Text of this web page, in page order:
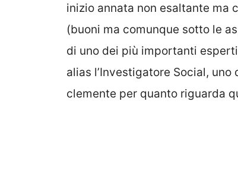
inizio annata non esaltante ma
(buoni ma comunque sotto le
di uno dei più importanti
alias l’Investigatore Social,
clemente per quanto riguarda